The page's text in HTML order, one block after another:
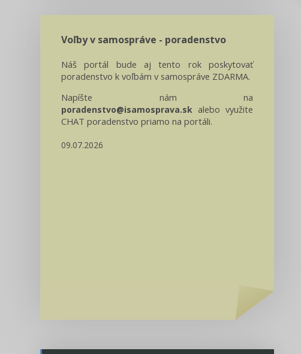
Voľby v samospráve - poradenstvo
Náš portál bude aj tento rok poskytovať
poradenstvo k voľbám v samospráve ZDARMA.
Napíšte nám na
poradenstvo@isamosprava.sk alebo využite
CHAT poradenstvo priamo na portáli.
09.07.2026